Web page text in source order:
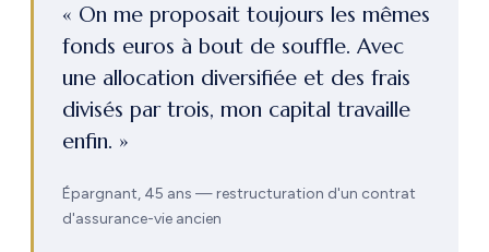
« On me proposait toujours les mêmes
fonds euros à bout de souffle. Avec
une allocation diversifiée et des frais
divisés par trois, mon capital travaille
enfin. »
Épargnant, 45 ans — restructuration d'un contrat
d'assurance-vie ancien